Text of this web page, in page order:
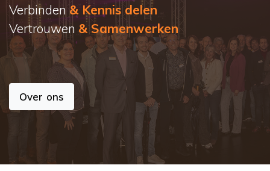
Verbinden & Kennis delen
Vertrouwen & Samenwerken
Over ons